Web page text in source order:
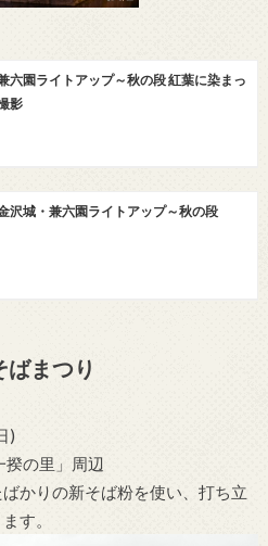
六園ライトアップ～秋の段 紅葉に染まっ
影
沢城・兼六園ライトアップ～秋の段
ばまつり
)
揆の里」周辺
かりの新そば粉を使い、打ち立
す。